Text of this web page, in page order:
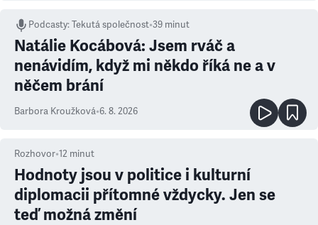
Podcasty:Tekutá společnost•39 minut
Natálie Kocábová: Jsem rváč a
nenávidím, když mi někdo říká ne a v
něčem brání
Barbora Kroužková•6. 8. 2026
Rozhovor•12 minut
Hodnoty jsou v politice i kulturní
diplomacii přítomné vždycky. Jen se
teď možná změní